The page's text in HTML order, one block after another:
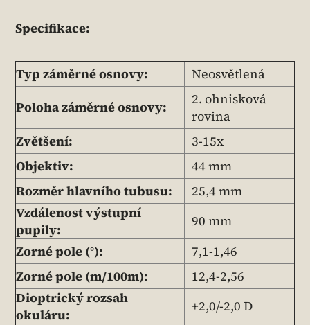
Specifikace:
Typ záměrné osnovy:
Neosvětlená
Poloha záměrné osnovy:
2. ohnisková
rovina
Zvětšení:
3-15x
Objektiv:
44 mm
Rozměr hlavního tubusu:
25,4 mm
Vzdálenost výstupní
pupily:
90 mm
Zorné pole (°):
7,1-1,46
Zorné pole (m/100m):
12,4-2,56
Dioptrický rozsah
okuláru:
+2,0/-2,0 D